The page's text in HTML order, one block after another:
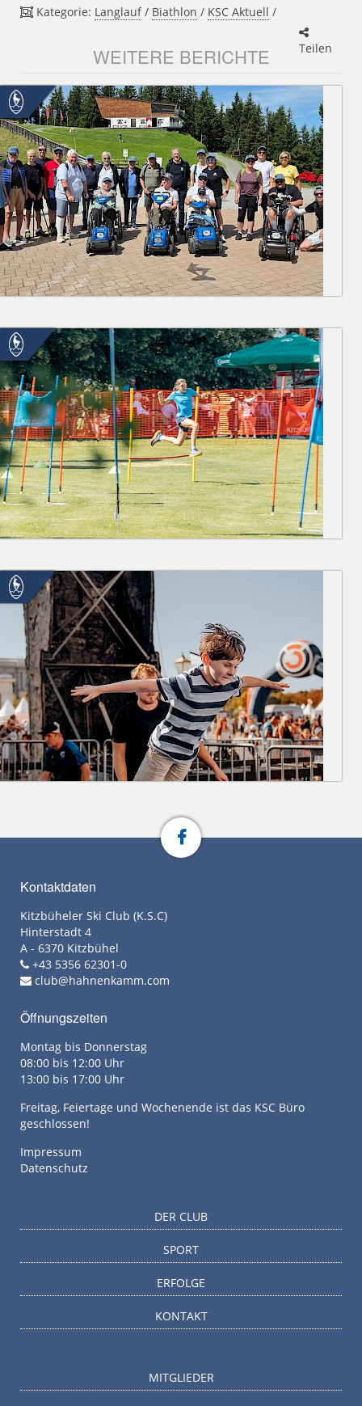
Kategorie: Langlauf/ Biathlon / KSC Aktuell /
Teilen
WEITERE BERICHTE
Kontaktdaten
Kitzbüheler Ski Club (K.S.C)
Hinterstadt 4
A - 6370 Kitzbühel
+43 5356 62301-0
club@hahnenkamm.com
Öffnungszeiten
Montag bis Donnerstag
08:00 bis 12:00 Uhr
13:00 bis 17:00 Uhr
Freitag, Feiertage und Wochenende ist das KSC Büro
geschlossen!
Impressum
Datenschutz
DER CLUB
SPORT
ERFOLGE
KONTAKT
MITGLIEDER